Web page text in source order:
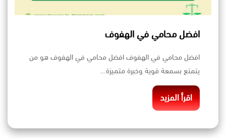
افضل محامي في الهفوف
افضل محامي في الهفوف افضل محامي في الهفوف هو من
يتمتع بسمعة قوية وخبرة متميزة…
اقرأ المزيد